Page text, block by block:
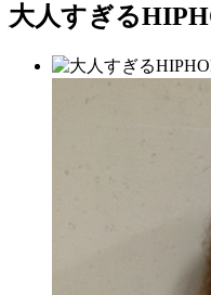
大人すぎる